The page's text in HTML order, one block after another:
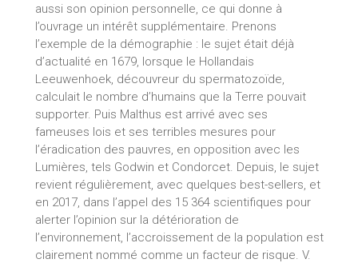
aussi son opinion personnelle, ce qui donne à
l’ouvrage un intérêt supplémentaire. Prenons
l’exemple de la démographie : le sujet était déjà
d’actualité en 1679, lorsque le Hollandais
Leeuwenhoek, découvreur du spermatozoïde,
calculait le nombre d’humains que la Terre pouvait
supporter. Puis Malthus est arrivé avec ses
fameuses lois et ses terribles mesures pour
l’éradication des pauvres, en opposition avec les
Lumières, tels Godwin et Condorcet. Depuis, le sujet
revient régulièrement, avec quelques best-sellers, et
en 2017, dans l’appel des 15 364 scientifiques pour
alerter l’opinion sur la détérioration de
l’environnement, l’accroissement de la population est
clairement nommé comme un facteur de risque. V.